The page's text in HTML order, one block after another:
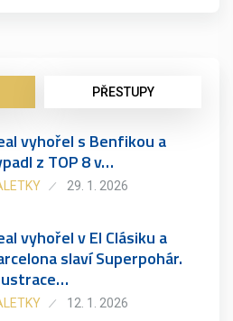
PŘESTUPY
vyhořel s Benfikou a
z TOP 8 v…
29. 1. 2026
vyhořel v El Clásiku a
slaví Superpohár.
12. 1. 2026